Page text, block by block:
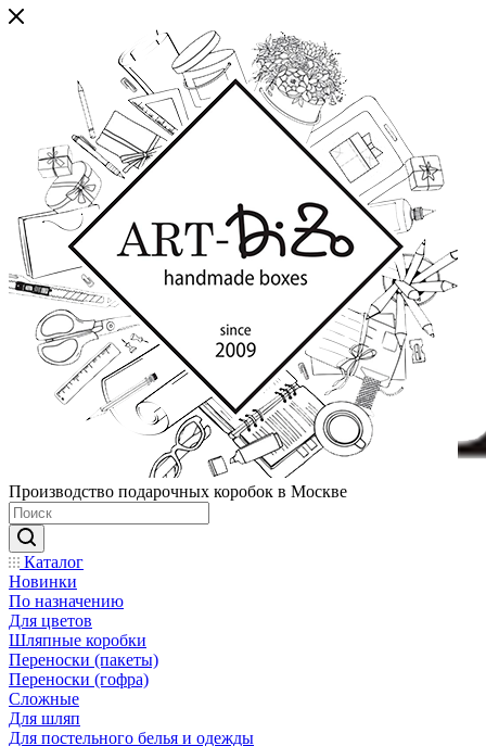
Производство подарочных коробок в Москве
Каталог
Новинки
По назначению
Для цветов
Шляпные коробки
Переноски (пакеты)
Переноски (гофра)
Сложные
Для шляп
Для постельного белья и одежды